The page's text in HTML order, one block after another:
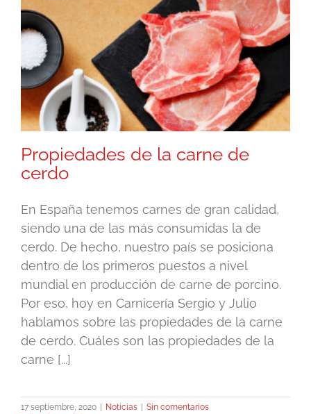
Propiedades de la carne de
cerdo
En España tenemos carnes de gran calidad,
siendo una de las más consumidas la de
cerdo. De hecho, nuestro país se posiciona
dentro de los primeros puestos a nivel
mundial en producción de carne de porcino.
Por eso, hoy en Carnicería Sergio y Julio
hablamos sobre las propiedades de la carne
de cerdo. Cuáles son las propiedades de la
carne [...]
17 septiembre, 2020 Noticias
Sin comentarios